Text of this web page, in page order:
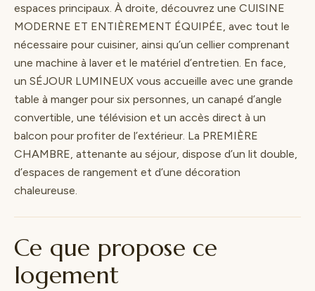
espaces principaux. À droite, découvrez une CUISINE
MODERNE ET ENTIÈREMENT ÉQUIPÉE, avec tout le
nécessaire pour cuisiner, ainsi qu’un cellier comprenant
une machine à laver et le matériel d’entretien. En face,
un SÉJOUR LUMINEUX vous accueille avec une grande
table à manger pour six personnes, un canapé d’angle
convertible, une télévision et un accès direct à un
balcon pour profiter de l’extérieur. La PREMIÈRE
CHAMBRE, attenante au séjour, dispose d’un lit double,
d’espaces de rangement et d’une décoration
chaleureuse.
Ce que propose ce
logement